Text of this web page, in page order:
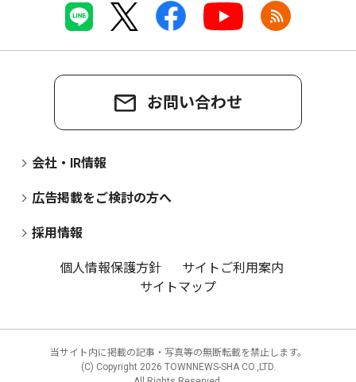
お問い合わせ
会社・IR情報
広告掲載をご検討の方へ
採用情報
個人情報保護方針
サイトご利用案内
サイトマップ
当サイト内に掲載の記事・写真等の無断転載を禁止します。
(C) Copyright 2026 TOWNNEWS-SHA CO.,LTD.